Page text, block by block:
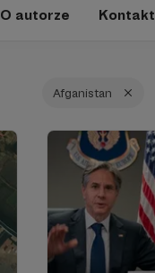
O autorze Kontakt
Afganistan